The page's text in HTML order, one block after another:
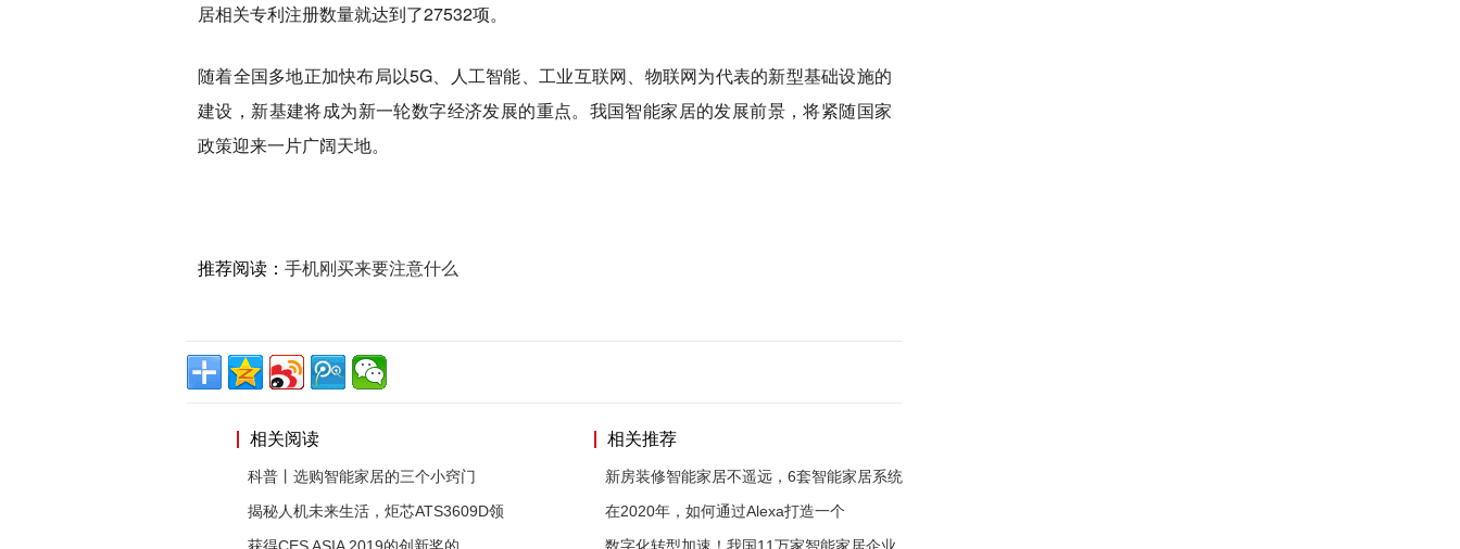
居相关专利注册数量就达到了27532项。
随着全国多地正加快布局以5G、人工智能、工业互联网、物联网为代表的新型基础设施的
建设，新基建将成为新一轮数字经济发展的重点。我国智能家居的发展前景，将紧随国家
政策迎来一片广阔天地。
推荐阅读： 手机刚买来要注意什么
相关阅读
科普丨选购智能家居的三个小窍门
揭秘人机未来生活，炬芯ATS3609D领
相关推荐
新房装修智能家居不遥远，6套智能家居系统
在2020年，如何通过Alexa打造一个